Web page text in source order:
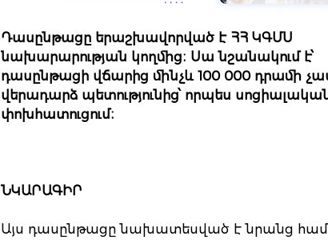
Դասընթացը երաշխավորված է ՀՀ ԿԳՄՍ
նախարարության կողմից։ Սա նշանակում է՝
դասընթացի վճարից մինչև 100 000 դրամի
վերադարձ պետությունից՝ որպես
փոխհատուցում։
ՆԿԱՐԱԳԻՐ
Այս դասընթացը նախատեսված է նրանց